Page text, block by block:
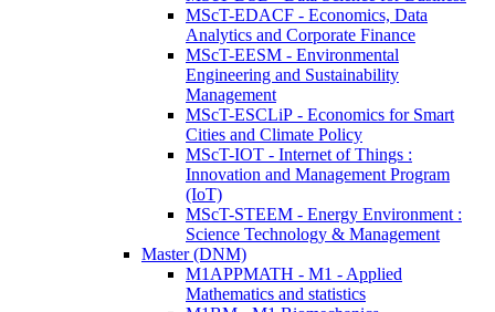
MScT-EDACF - Economics, Data
Analytics and Corporate Finance
MScT-EESM - Environmental
Engineering and Sustainability
Management
MScT-ESCLiP - Economics for Smart
Cities and Climate Policy
MScT-IOT - Internet of Things :
Innovation and Management Program
(IoT)
MScT-STEEM - Energy Environment :
Science Technology & Management
Master (DNM)
M1APPMATH - M1 - Applied
Mathematics and statistics